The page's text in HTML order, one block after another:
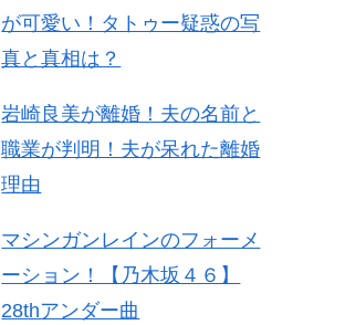
が可愛い！タトゥー疑惑の写
真と真相は？
岩崎良美が離婚！夫の名前と
職業が判明！夫が呆れた離婚
理由
マシンガンレインのフォーメ
ーション！【乃木坂４６】
28thアンダー曲